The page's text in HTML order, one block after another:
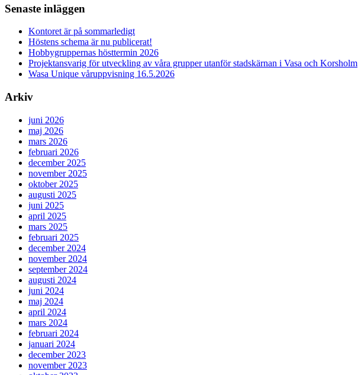
Senaste inläggen
Kontoret är på sommarledigt
Höstens schema är nu publicerat!
Hobbygruppernas hösttermin 2026
Projektansvarig för utveckling av våra grupper utanför stadskärnan i Vasa och Korsholm
Wasa Unique våruppvisning 16.5.2026
Arkiv
juni 2026
maj 2026
mars 2026
februari 2026
december 2025
november 2025
oktober 2025
augusti 2025
juni 2025
april 2025
mars 2025
februari 2025
december 2024
november 2024
september 2024
augusti 2024
juni 2024
maj 2024
april 2024
mars 2024
februari 2024
januari 2024
december 2023
november 2023